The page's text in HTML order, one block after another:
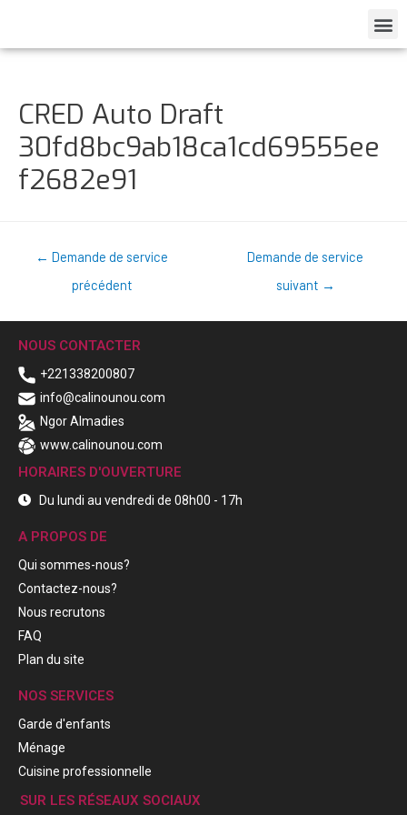
CRED Auto Draft
30fd8bc9ab18ca1cd69555ee
f2682e91
← Demande de service
précédent
Demande de service
suivant →
NOUS CONTACTER
+221338200807
info@calinounou.com
Ngor Almadies
www.calinounou.com
HORAIRES D'OUVERTURE
Du lundi au vendredi de 08h00 - 17h
A PROPOS DE
Qui sommes-nous?
Contactez-nous?
Nous recrutons
FAQ
Plan du site
NOS SERVICES
Garde d'enfants
Ménage
Cuisine professionnelle
SUR LES RÉSEAUX SOCIAUX